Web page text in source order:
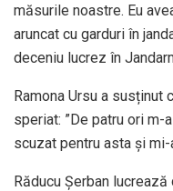
măsurile noastre. Eu
aruncat cu garduri în
deceniu lucrez în
Ramona Ursu a susținut
speriat: ”De patru ori m-
scuzat pentru asta şi
Răducu Şerban